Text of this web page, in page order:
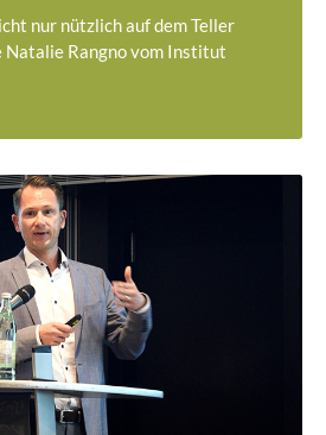
nur nützlich auf dem Teller
Natalie Rangno vom Institut